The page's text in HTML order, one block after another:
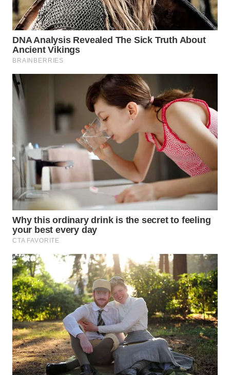
WN
TEBING
TINGGI
PAKPAK
WN
BEKASI
WN
BOGOR
WN
DEPOK
WN
TAPANULI
UTARA
WN
SAMOSIR
WN
PADANG
LAWAS